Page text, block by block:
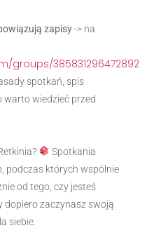
zapisy-> na
groups/385831296472892
spotkań, spis
warto wiedzieć przed
Spotkania
podczas których wspólnie
od tego, czy jesteś
dopiero zaczynasz swoją
siebie.